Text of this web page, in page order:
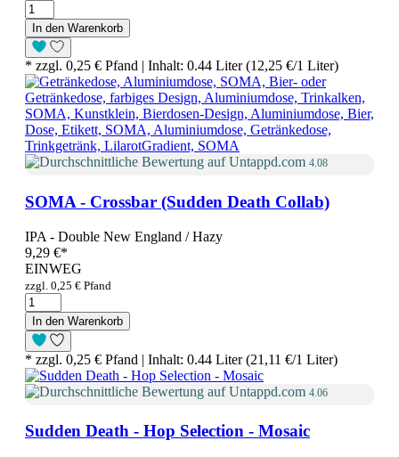
In den Warenkorb
* zzgl. 0,25 € Pfand | Inhalt: 0.44 Liter (12,25 €/1 Liter)
4.08
SOMA - Crossbar (Sudden Death Collab)
IPA - Double New England / Hazy
9,29 €*
EINWEG
zzgl. 0,25 € Pfand
In den Warenkorb
* zzgl. 0,25 € Pfand | Inhalt: 0.44 Liter (21,11 €/1 Liter)
4.06
Sudden Death - Hop Selection - Mosaic